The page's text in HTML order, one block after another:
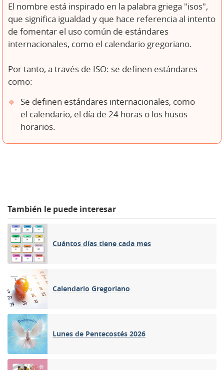
El nombre está inspirado en la palabra griega "isos",
que significa igualdad y que hace referencia al intento
de fomentar el uso común de estándares
internacionales, como el calendario gregoriano.
Por tanto, a través de ISO: se definen estándares
como:
Se definen estándares internacionales, como
el calendario, el día de 24 horas o los husos
horarios.
También le puede interesar
Cuántos días tiene cada mes
Calendario Gregoriano
Lunes de Pentecostés 2026